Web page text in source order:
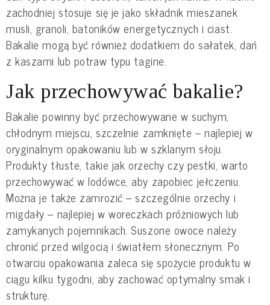
zachodniej stosuje się je jako składnik mieszanek
musli, granoli, batoników energetycznych i ciast.
Bakalie mogą być również dodatkiem do sałatek, dań
z kaszami lub potraw typu tagine.
Jak przechowywać bakalie?
Bakalie powinny być przechowywane w suchym,
chłodnym miejscu, szczelnie zamknięte – najlepiej w
oryginalnym opakowaniu lub w szklanym słoju.
Produkty tłuste, takie jak orzechy czy pestki, warto
przechowywać w lodówce, aby zapobiec jełczeniu.
Można je także zamrozić – szczególnie orzechy i
migdały – najlepiej w woreczkach próżniowych lub
zamykanych pojemnikach. Suszone owoce należy
chronić przed wilgocią i światłem słonecznym. Po
otwarciu opakowania zaleca się spożycie produktu w
ciągu kilku tygodni, aby zachować optymalny smak i
strukturę.